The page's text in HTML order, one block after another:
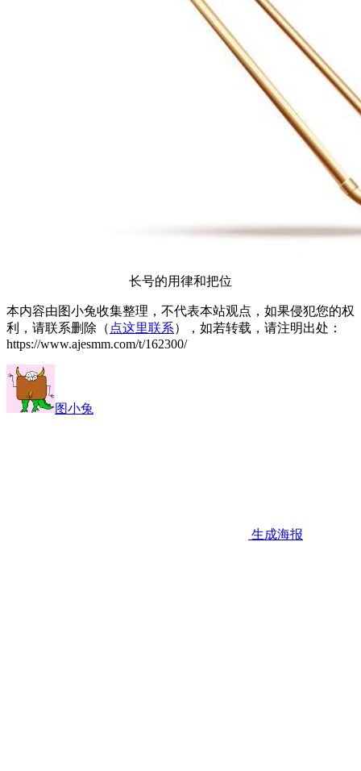
长号的用律和把位
本内容由图小兔收集整理，不代表本站观点，如果侵犯您的权
利，请联系删除（ 点这里联系），如若转载，请注明出处：
https://www.ajesmm.com/t/162300/
图小兔
生成海报